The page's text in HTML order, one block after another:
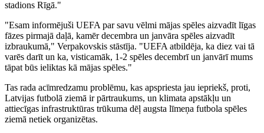
stadions Rīgā."
"Esam informējuši UEFA par savu vēlmi mājas spēles aizvadīt līgas
fāzes pirmajā daļā, kamēr decembra un janvāra spēles aizvadīt
izbraukumā," Verpakovskis stāstīja. "UEFA atbildēja, ka diez vai tā
varēs darīt un ka, visticamāk, 1-2 spēles decembrī un janvārī mums
tāpat būs ieliktas kā mājas spēles."
Tas rada acīmredzamu problēmu, kas apspriesta jau iepriekš, proti,
Latvijas futbolā ziemā ir pārtraukums, un klimata apstākļu un
attiecīgas infrastruktūras trūkuma dēļ augsta līmeņa futbola spēles
ziemā netiek organizētas.